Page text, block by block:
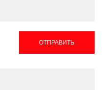
ОТПРАВИТЬ